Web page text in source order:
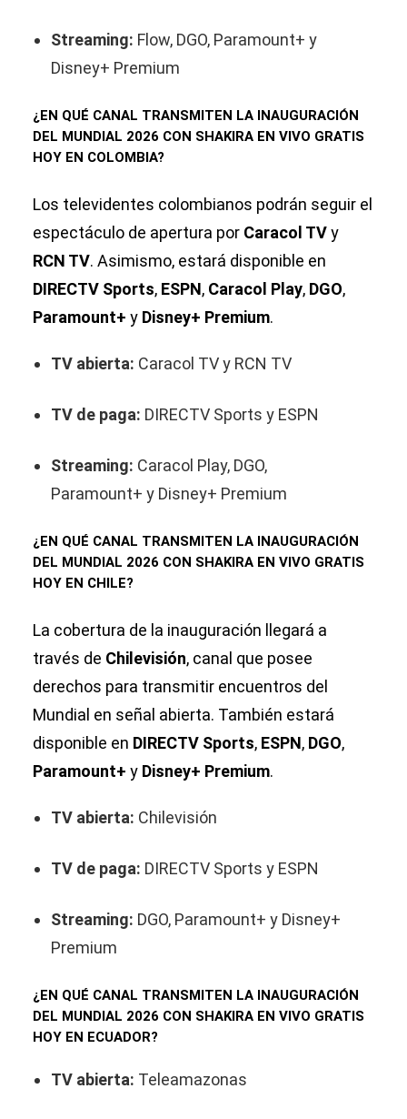
Streaming: Flow, DGO, Paramount+ y
Disney+ Premium
¿EN QUÉ CANAL TRANSMITEN LA INAUGURACIÓN
DEL MUNDIAL 2026 CON SHAKIRA EN VIVO GRATIS
HOY EN COLOMBIA?
Los televidentes colombianos podrán seguir el
espectáculo de apertura por Caracol TVy
RCN TV. Asimismo, estará disponible en
DIRECTV Sports, ESPN, Caracol Play, DGO,
Paramount+ y Disney+ Premium.
TV abierta: Caracol TV y RCN TV
TV de paga: DIRECTV Sports y ESPN
Streaming: Caracol Play, DGO,
Paramount+ y Disney+ Premium
¿EN QUÉ CANAL TRANSMITEN LA INAUGURACIÓN
DEL MUNDIAL 2026 CON SHAKIRA EN VIVO GRATIS
HOY EN CHILE?
La cobertura de la inauguración llegará a
través de Chilevisión, canal que posee
derechos para transmitir encuentros del
Mundial en señal abierta. También estará
disponible en DIRECTV Sports, ESPN, DGO,
Paramount+ y Disney+ Premium.
TV abierta: Chilevisión
TV de paga: DIRECTV Sports y ESPN
Streaming: DGO, Paramount+ y Disney+
Premium
¿EN QUÉ CANAL TRANSMITEN LA INAUGURACIÓN
DEL MUNDIAL 2026 CON SHAKIRA EN VIVO GRATIS
HOY EN ECUADOR?
TV abierta: Teleamazonas